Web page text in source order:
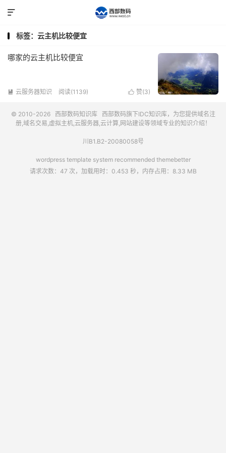

标签：云主机比较便宜
哪家的云主机比较便宜
 云服务器知识 阅读(1139)  赞(3)
© 2010-2026 西部数码知识库 西部数码旗下IDC知识库，为您提供域名注
册,域名交易,虚拟主机,云服务器,云计算,网站建设等领域专业的知识介绍！
川B1.B2-20080058号
wordpress template system recommended themebetter
请求次数：47 次，加载用时：0.453 秒，内存占用：8.33 MB